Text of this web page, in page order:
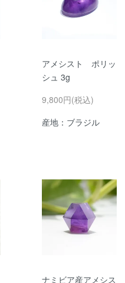
アメシスト ポリッ
シュ 3g
9,800円(税込)
産地：ブラジル
ナミビア産アメシス